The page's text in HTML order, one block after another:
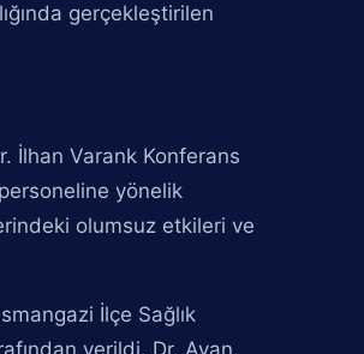
gerçekleştirilen
İlhan Varank Konferans
yönelik
olumsuz etkileri ve
İlçe Sağlık
verildi. Dr. Avan,